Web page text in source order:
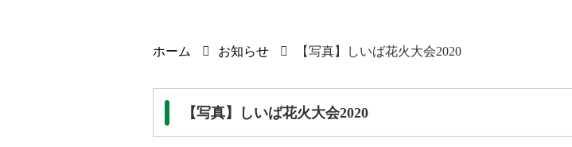
ホーム お知らせ 【写真】しいば花火大会2020
【写真】しいば花火大会2020